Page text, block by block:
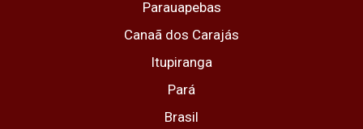
Parauapebas
Canaã dos Carajás
Itupiranga
Pará
Brasil